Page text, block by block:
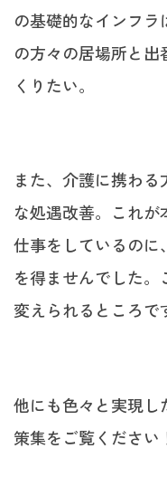
の基礎的なインフ
の方々の居場所と
くりたい。
また、介護に携わ
な処遇改善。これ
仕事をしているのに
を得ませんでした。
変えられるところで
他にも色々と実現し
策集をご覧ください